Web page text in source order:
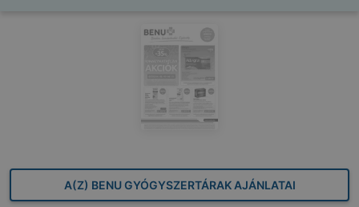
A(Z) BENU GYÓGYSZERTÁRAK AJÁNLATAI